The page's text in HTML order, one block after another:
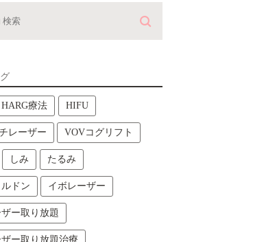
HARG療法 HIFU
レーザー VOVコグリフト
しみ たるみ
ドン イボレーザー
ー取り放題
ー取り放題治療